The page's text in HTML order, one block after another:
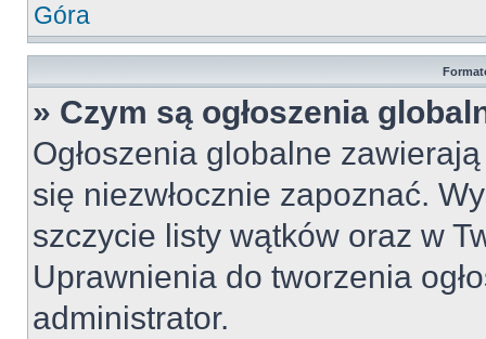
Góra
» Czym są ogłoszenia
Ogłoszenia globalne
się niezwłocznie zapoznać.
szczycie listy wątków oraz w
Uprawnienia do tworzenia
administrator.